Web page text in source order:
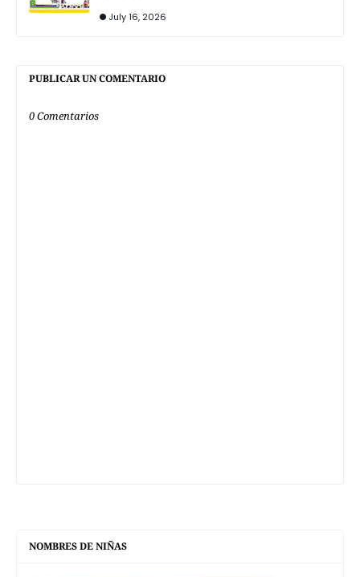
July 16, 2026
PUBLICAR UN COMENTARIO
0 Comentarios
NOMBRES DE NIÑAS